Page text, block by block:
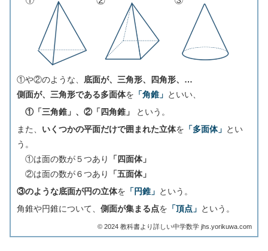
①や②のような、 底面が、三角形、四角形、…
側面が、三角形である多面体を 「角錐」 といい、
①「三角錐」、②「四角錐」
という。
また、 いくつかの平面だけで囲まれた立体を 「多面体」 とい
う。
①は面の数が５つあり
「四面体」
②は面の数が６つあり
「五面体」
③のような底面が円の立体を 「円錐」 という。
角錐や円錐について、 側面が集まる点を 「頂点」 という。
©︎ 2024 教科書より詳しい中学数学 jhs.yorikuwa.com